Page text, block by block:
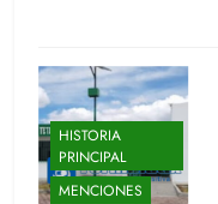
HISTORIA
PRINCIPAL
MENCIONES